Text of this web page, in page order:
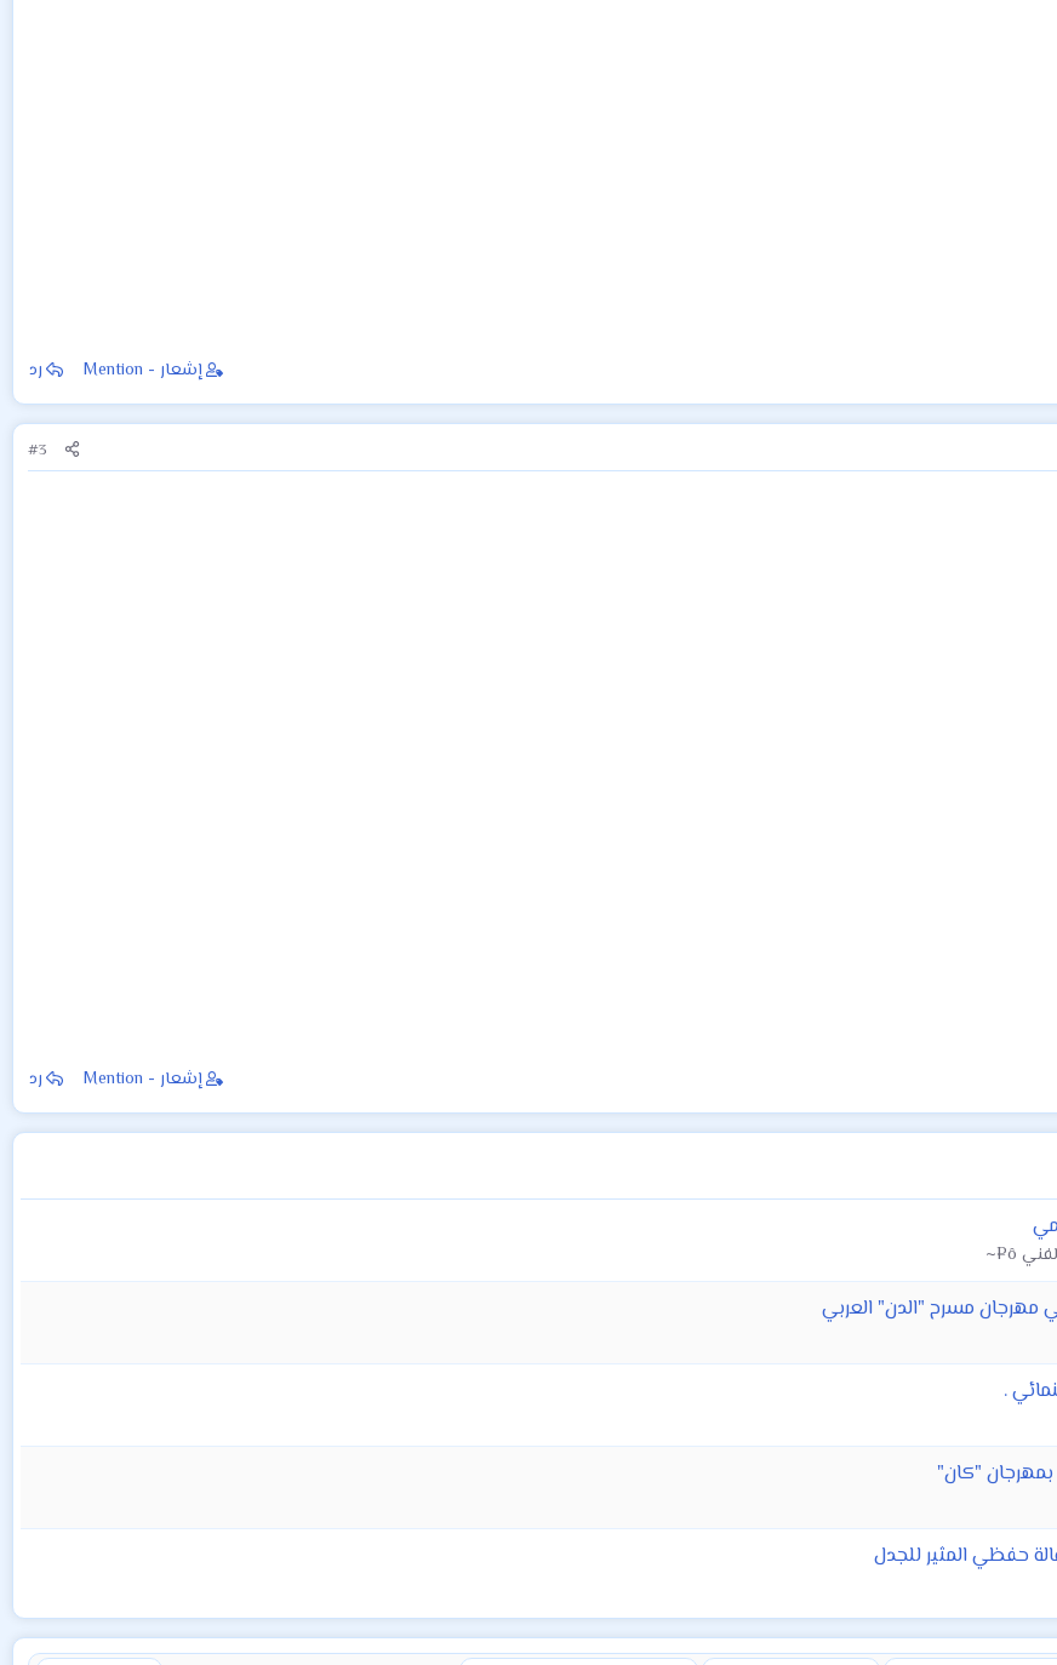
إشعار - Mention رد
#3
إشعار - Mention رد
مهرجان مسرح "الدن" العربي
.
حفظي المثير للجدل